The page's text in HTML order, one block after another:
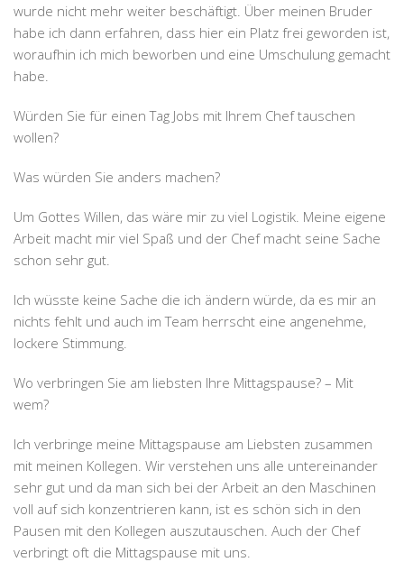
wurde nicht mehr weiter beschäftigt. Über meinen Bruder
habe ich dann erfahren, dass hier ein Platz frei geworden ist,
woraufhin ich mich beworben und eine Umschulung gemacht
habe.
Würden Sie für einen Tag Jobs mit Ihrem Chef tauschen
wollen?
Was würden Sie anders machen?
Um Gottes Willen, das wäre mir zu viel Logistik. Meine eigene
Arbeit macht mir viel Spaß und der Chef macht seine Sache
schon sehr gut.
Ich wüsste keine Sache die ich ändern würde, da es mir an
nichts fehlt und auch im Team herrscht eine angenehme,
lockere Stimmung.
Wo verbringen Sie am liebsten Ihre Mittagspause? – Mit
wem?
Ich verbringe meine Mittagspause am Liebsten zusammen
mit meinen Kollegen. Wir verstehen uns alle untereinander
sehr gut und da man sich bei der Arbeit an den Maschinen
voll auf sich konzentrieren kann, ist es schön sich in den
Pausen mit den Kollegen auszutauschen. Auch der Chef
verbringt oft die Mittagspause mit uns.